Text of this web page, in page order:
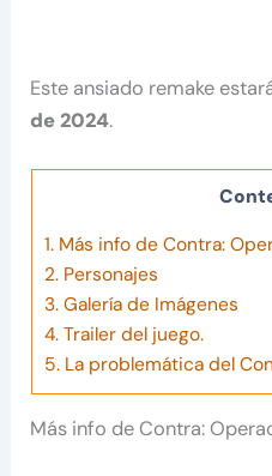
Este ansiado remake
de 2024.
1.Más info de Contra:
2.Personajes
3.Galería de Imágenes
4.Trailer del juego.
5.La problemática del
Más info de Contra: